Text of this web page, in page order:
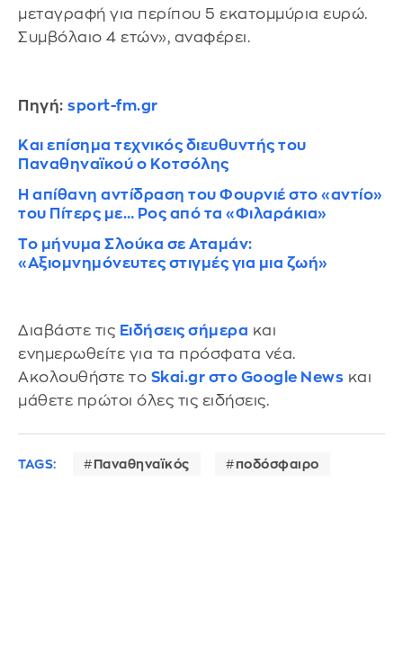
μεταγραφή για περίπου 5 εκατομμύρια ευρώ.
Συμβόλαιο 4 ετών», αναφέρει.
Πηγή: sport-fm.gr
Και επίσημα τεχνικός διευθυντής του
Παναθηναϊκού ο Κοτσόλης
Η απίθανη αντίδραση του Φουρνιέ στο «αντίο»
του Πίτερς με… Ρος από τα «Φιλαράκια»
Το μήνυμα Σλούκα σε Αταμάν:
«Αξιομνημόνευτες στιγμές για μια ζωή»
Διαβάστε τις Ειδήσεις σήμερα και
ενημερωθείτε για τα πρόσφατα νέα.
Ακολουθήστε το Skai.gr στο Google News και
μάθετε πρώτοι όλες τις ειδήσεις.
TAGS: Παναθηναϊκός ποδόσφαιρο